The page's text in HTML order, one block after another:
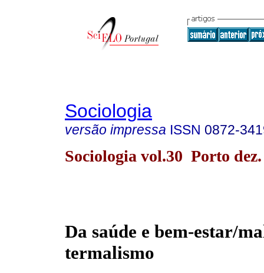
Sociologia
versão impressa ISSN 0872-
Sociologia vol.30 Porto dez.
Da saúde e bem-estar/
termalismo